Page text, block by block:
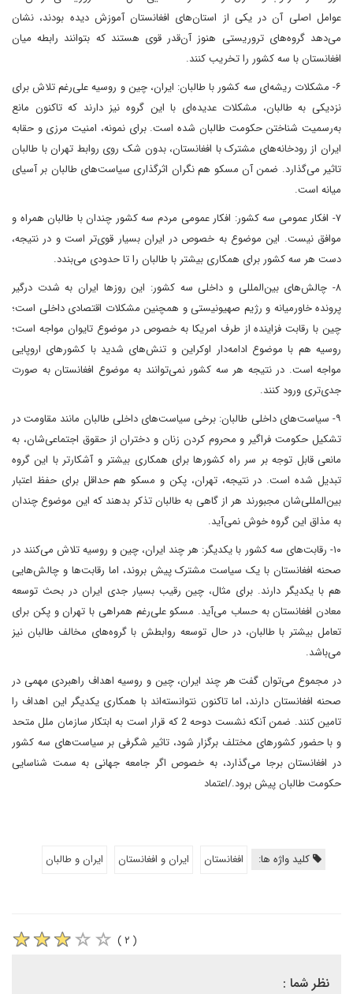
عوامل اصلی آن در یکی از استان‌های افغانستان آموزش دیده‌ بودند، نشان
می‌دهد گروه‌های تروریستی هنوز آن‌قدر قوی هستند که بتوانند رابطه میان
افغانستان با سه کشور را تخریب کنند.
۶- مشکلات ریشه‌ای سه کشور با طالبان: ایران، چین و روسیه علی‌رغم تلاش برای
نزدیکی به طالبان، مشکلات عدیده‌ای با این گروه نیز دارند که تاکنون مانع
به‌رسمیت شناختن حکومت طالبان شده است. برای نمونه، امنیت مرزی و حقابه
ایران از رودخانه‌های مشترک با افغانستان، بدون شک روی روابط تهران با طالبان
تاثیر می‌گذارد. ضمن آن مسکو هم نگران اثرگذاری سیاست‌های طالبان بر آسیای
میانه است.
۷- افکار عمومی سه کشور: افکار عمومی مردم سه کشور چندان با طالبان همراه و
موافق نیست. این موضوع به خصوص در ایران بسیار قوی‌تر است و در نتیجه،
دست هر سه کشور برای همکاری بیشتر با طالبان را تا حدودی می‌بندد.
۸- چالش‌های بین‌المللی و داخلی سه کشور: این روزها ایران به‌ شدت درگیر
پرونده خاورمیانه و رژیم صهیونیستی و همچنین مشکلات اقتصادی داخلی است؛
چین با رقابت فزاینده از طرف امریکا به خصوص در موضوع تایوان مواجه است؛
روسیه هم با موضوع ادامه‌دار اوکراین و تنش‌های شدید با کشورهای اروپایی
مواجه است. در نتیجه هر سه کشور نمی‌توانند به موضوع افغانستان به صورت
جدی‌تری ورود کنند.
۹- سیاست‌های داخلی طالبان: برخی سیاست‌های داخلی طالبان مانند مقاومت در
تشکیل حکومت ‌فراگیر و محروم کردن زنان و دختران از حقوق اجتماعی‌شان، به
مانعی قابل توجه بر سر راه کشورها برای همکاری بیشتر و آشکارتر با این گروه
تبدیل شده است. در نتیجه، تهران، پکن و مسکو هم حداقل برای حفظ اعتبار
بین‌المللی‌شان مجبورند هر از گاهی به طالبان تذکر بدهند که این موضوع چندان
به مذاق این گروه خوش نمی‌آید.
۱۰- رقابت‌های سه کشور با یکدیگر: هر چند ایران، چین و روسیه تلاش می‌کنند در
صحنه افغانستان با یک سیاست مشترک پیش بروند، اما رقابت‌ها و چالش‌هایی
هم با یکدیگر دارند. برای مثال، چین رقیب بسیار جدی ایران در بحث توسعه
معادن افغانستان به حساب می‌آید. مسکو علی‌رغم همراهی با تهران و پکن برای
تعامل بیشتر با طالبان، در حال توسعه روابطش با گروه‌های مخالف طالبان نیز
می‌باشد.
در مجموع می‌توان گفت هر چند ایران، چین و روسیه اهداف راهبردی مهمی در
صحنه افغانستان دارند، اما تاکنون نتوانسته‌اند با همکاری یکدیگر این اهداف را
تامین کنند. ضمن آنکه نشست دوحه 2 که قرار است به ابتکار سازمان ملل متحد
و با حضور کشورهای مختلف برگزار شود، تاثیر شگرفی بر سیاست‌های سه کشور
در افغانستان برجا می‌گذارد، به خصوص اگر جامعه جهانی به سمت شناسایی
حکومت طالبان پیش برود./اعتماد
کلید واژه ها: افغانستان ایران و افغانستان ایران و طالبان
( ۲ )
نظر شما :